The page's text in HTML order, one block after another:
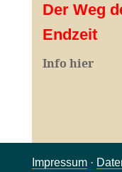
Der Weg
Endzeit
Info hier
Impressum·